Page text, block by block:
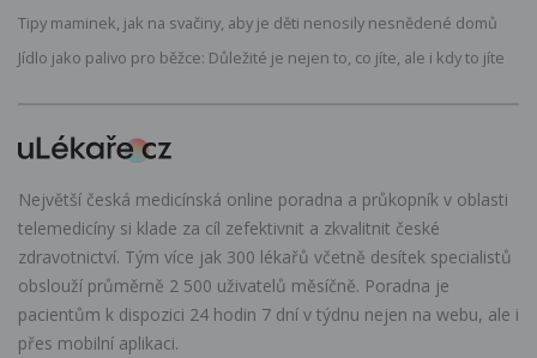
Tipy maminek, jak na svačiny, aby je děti nenosily nesnědené domů
Jídlo jako palivo pro běžce: Důležité je nejen to, co jíte, ale i kdy to jíte
Největší česká medicínská online poradna a průkopník v oblasti
telemedicíny si klade za cíl zefektivnit a zkvalitnit české
zdravotnictví. Tým více jak 300 lékařů včetně desítek specialistů
obslouží průměrně 2 500 uživatelů měsíčně. Poradna je
pacientům k dispozici 24 hodin 7 dní v týdnu nejen na webu, ale i
přes mobilní aplikaci.